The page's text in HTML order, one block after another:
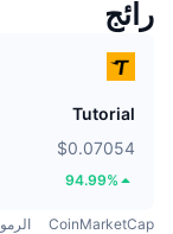
رائج
Tutorial
$0.07054
94.99%
CoinMarketCap